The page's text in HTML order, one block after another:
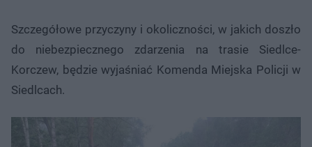
Szczegółowe przyczyny i okoliczności, w jakich doszło
do niebezpiecznego zdarzenia na trasie Siedlce-
Korczew, będzie wyjaśniać Komenda Miejska Policji w
Siedlcach.